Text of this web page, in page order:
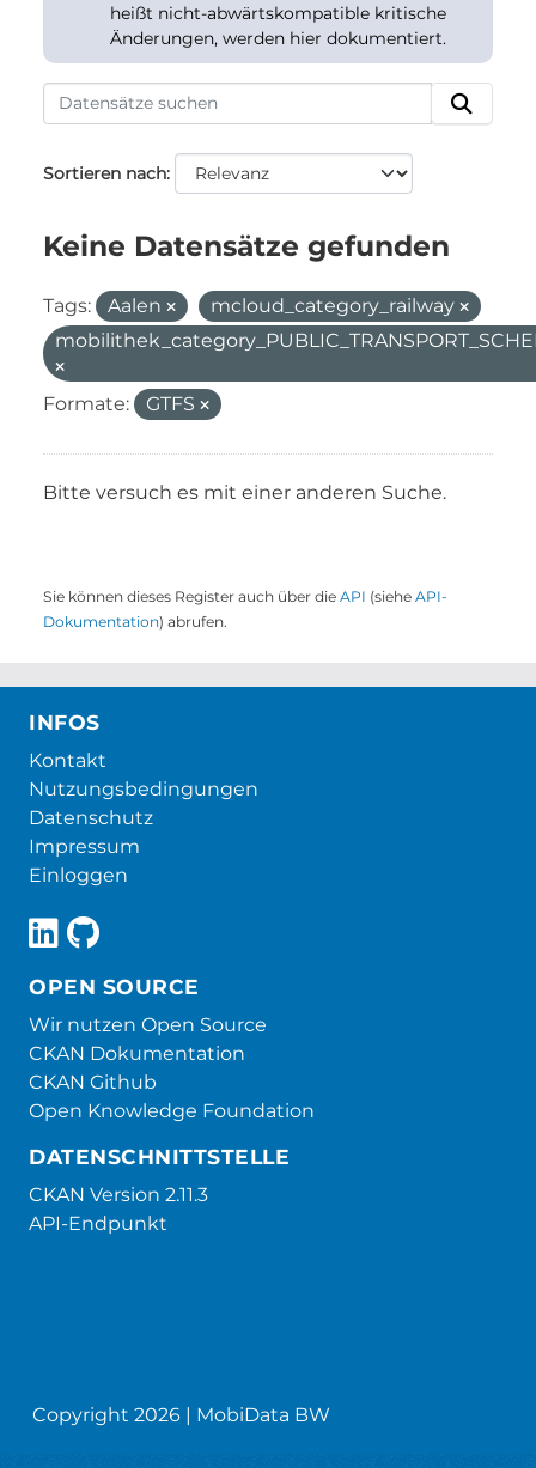
heißt nicht-abwärtskompatible kritische
Änderungen, werden hier dokumentiert.
Sortieren nach
Keine Datensätze gefunden
Tags: Aalen
mcloud_category_railway
Formate: GTFS
Bitte versuch es mit einer anderen Suche.
Sie können dieses Register auch über die API (siehe API-
Dokumentation) abrufen.
INFOS
Kontakt
Nutzungsbedingungen
Datenschutz
Impressum
Einloggen
OPEN SOURCE
Wir nutzen Open Source
CKAN Dokumentation
CKAN Github
Open Knowledge Foundation
DATENSCHNITTSTELLE
CKAN Version 2.11.3
API-Endpunkt
Copyright 2026 | MobiData BW